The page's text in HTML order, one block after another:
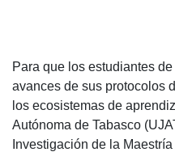
Para que los estudiantes
avances de sus protocolos
los ecosistemas de
Autónoma de Tabasco
Investigación de la